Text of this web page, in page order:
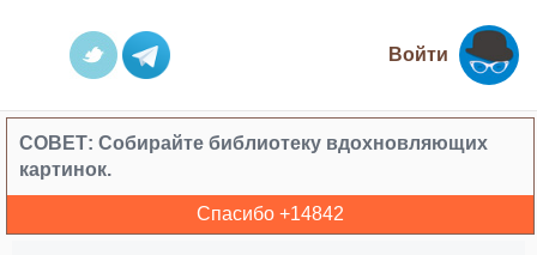
Войти
СОВЕТ: Собирайте библиотеку вдохновляющих
картинок.
Спасибо +14842